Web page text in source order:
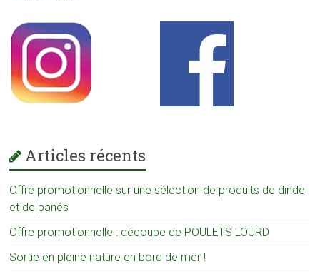
Articles récents
Offre promotionnelle sur une sélection de produits de dinde
et de panés
Offre promotionnelle : découpe de POULETS LOURD
Sortie en pleine nature en bord de mer !